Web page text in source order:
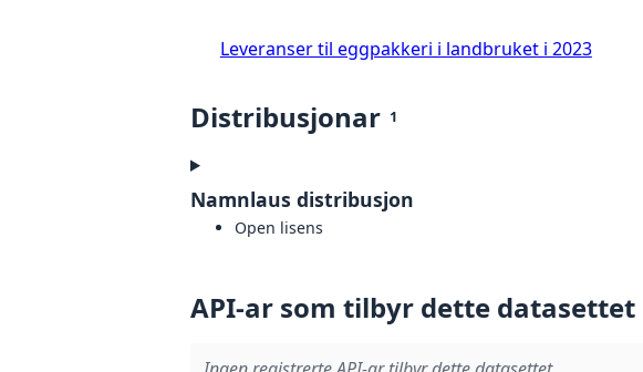
Leveranser til eggpakkeri i landbruket i 2023
Distribusjonar 1
Namnlaus distribusjon
Open lisens
API-ar som tilbyr dette datasettet